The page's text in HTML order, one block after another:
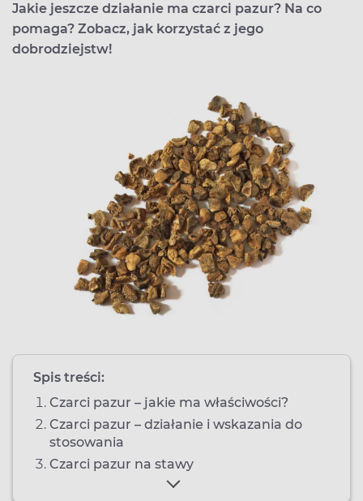
Jakie jeszcze działanie ma czarci pazur? Na co
pomaga? Zobacz, jak korzystać z jego
dobrodziejstw!
Spis treści:
Czarci pazur – jakie ma właściwości?
Czarci pazur – działanie i wskazania do
stosowania
Czarci pazur na stawy